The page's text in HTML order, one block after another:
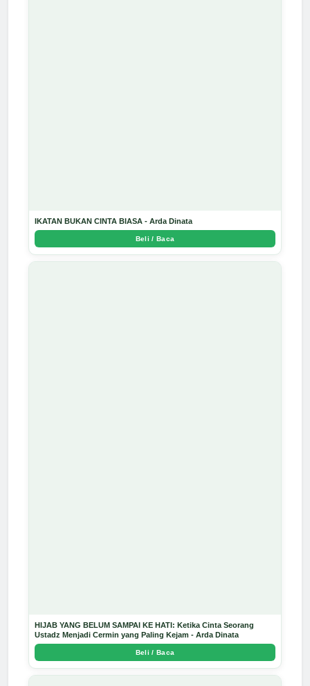
IKATAN BUKAN CINTA BIASA - Arda Dinata
Beli / Baca
HIJAB YANG BELUM SAMPAI KE HATI: Ketika Cinta Seorang
Ustadz Menjadi Cermin yang Paling Kejam - Arda Dinata
Beli / Baca